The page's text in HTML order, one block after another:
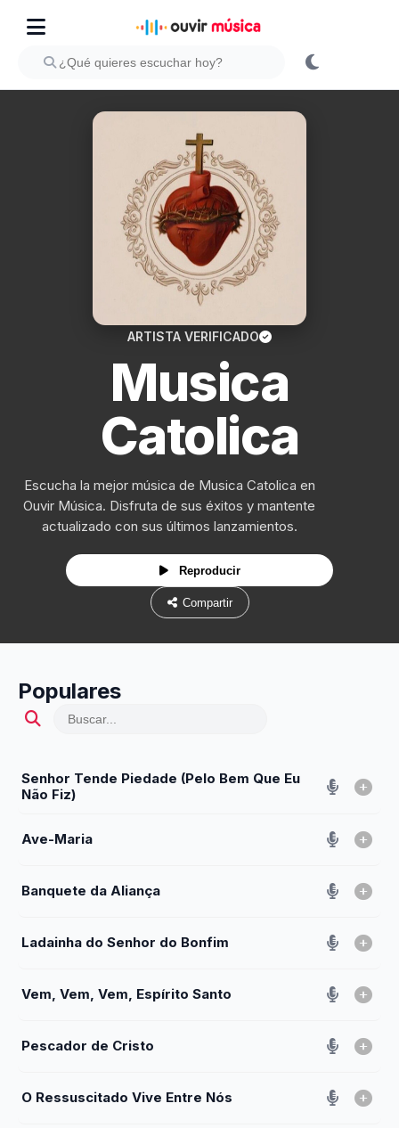
ARTISTA VERIFICADO
Musica
Catolica
Escucha la mejor música de Musica Catolica en
Ouvir Música. Disfruta de sus éxitos y mantente
actualizado con sus últimos lanzamientos.
Reproducir
Compartir
Populares
Senhor Tende Piedade (Pelo Bem Que Eu
Não Fiz)
Ave-Maria
Banquete da Aliança
Ladainha do Senhor do Bonfim
Vem, Vem, Vem, Espírito Santo
Pescador de Cristo
O Ressuscitado Vive Entre Nós